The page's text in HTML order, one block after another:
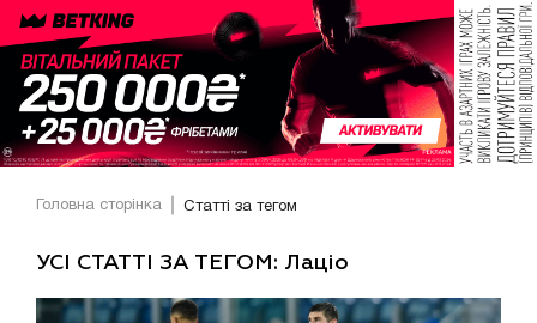
Головна сторінка Статті за тегом
УСІ СТАТТІ ЗА ТЕГОМ: Лаціо